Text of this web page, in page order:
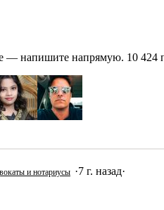
— напишите напрямую. 10 424
и нoтариусы ·7 г. назад·